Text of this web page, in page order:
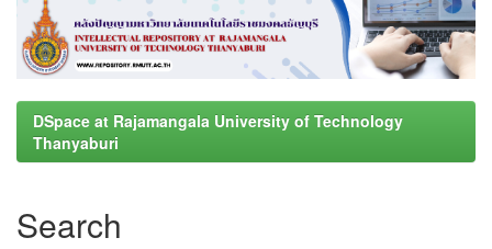
DSpace at Rajamangala University of Technology
Thanyaburi
Search